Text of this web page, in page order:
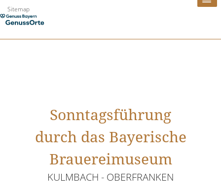
Zum
Inhalt
Sitemap
Sonntagsführung
durch das Bayerische
Brauereimuseum
KULMBACH - OBERFRANKEN